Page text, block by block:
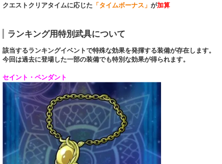
クエストクリアタイムに応じた 「タイムボーナス」 が加算
ランキング用特別武具について
該当するランキングイベントで特殊な効果を発揮する装備が存在します。
今回は過去に登場した一部の装備でも特別な効果が得られます。
セイント・ペンダント